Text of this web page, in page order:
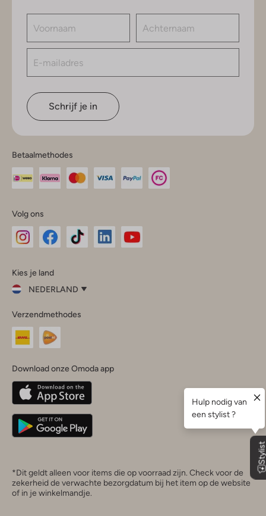
Schrijf je in
Betaalmethodes
Volg ons
InstagramFacebook
Kies je land
NEDERLAND
je
land
Nederland
Belgique(Français)
Deutschland
Verzendmethodes
Download onze Omoda app
*Dit geldt alleen voor items die op voorraad zijn. Check voor de
zekerheid de verwachte bezorgdatum bij het item op de website
of in je winkelmandje.